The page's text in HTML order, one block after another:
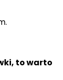
to warto